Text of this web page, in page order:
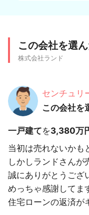
この会社を選
株式会社ランド
センチュリ
この会社を
一戸建てを3,380万
当初は売れないかも
しかしランドさんが
誠にありがとうござ
めっちゃ感謝してま
住宅ローンの返済が